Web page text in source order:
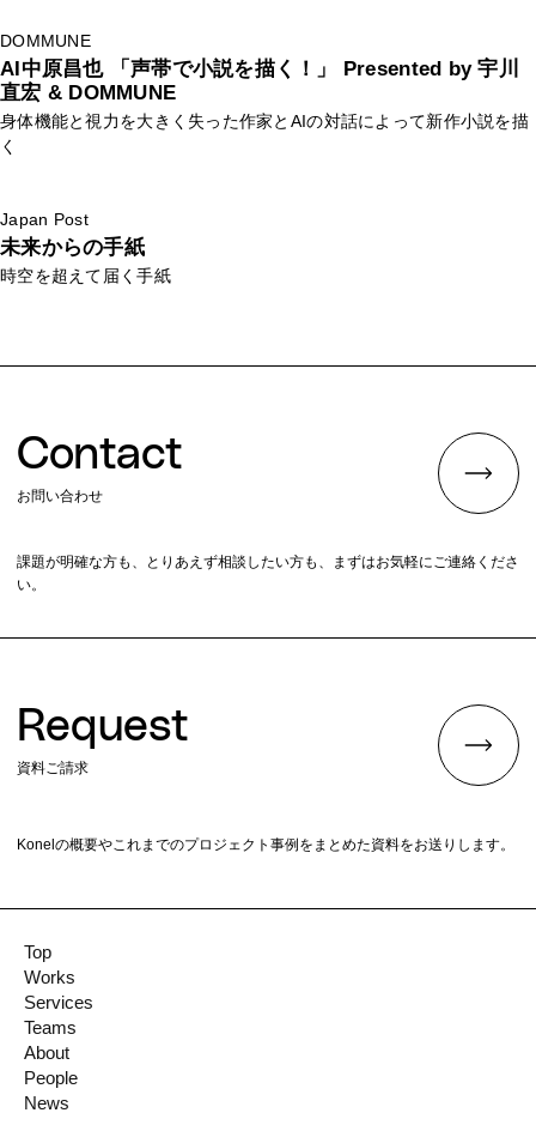
DOMMUNE
AI中原昌也 「声帯で小説を描く！」 Presented by 宇川
直宏 & DOMMUNE
身体機能と視力を大きく失った作家とAIの対話によって新作小説を描
く
Japan Post
未来からの手紙
時空を超えて届く手紙
Top
Works
Services
Teams
About
People
News
Contact
お問い合わせ
課題が明確な方も、とりあえず相談したい方も、まずはお気軽にご連絡くださ
い。
Request
資料ご請求
Konelの概要やこれまでのプロジェクト事例をまとめた資料をお送りします。